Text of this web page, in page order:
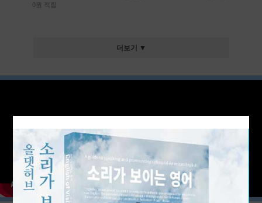
0원 적립
더보기 ▼